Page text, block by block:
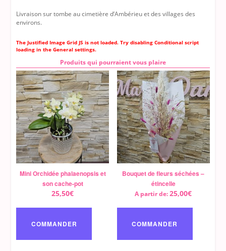
Livraison sur tombe au cimetière d’Ambérieu et des villages des
environs.
The Justified Image Grid JS is not loaded. Try disabling Conditional script
loading in the General settings.
Produits qui pourraient vous plaire
Mini Orchidée phalaenopsis et
son cache-pot
25,50€
COMMANDER
Bouquet de fleurs séchées –
étincelle
A partir de:25,00€
COMMANDER